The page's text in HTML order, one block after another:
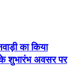
का किया
के शुभारंभ अवसर पर